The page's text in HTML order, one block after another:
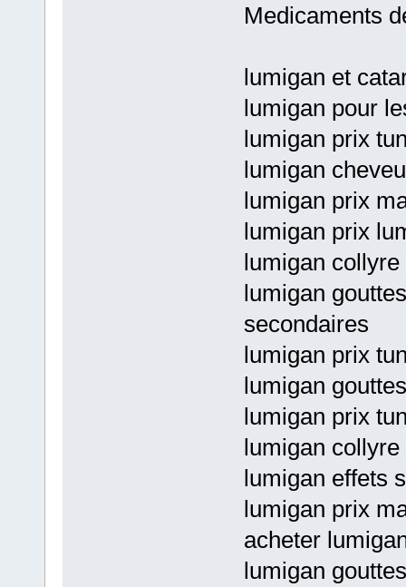
Medicaments
lumigan et
lumigan pour
lumigan prix
lumigan
lumigan prix
lumigan prix
lumigan
lumigan
secondaires
lumigan prix
lumigan
lumigan prix
lumigan
lumigan effets
lumigan prix
acheter
lumigan